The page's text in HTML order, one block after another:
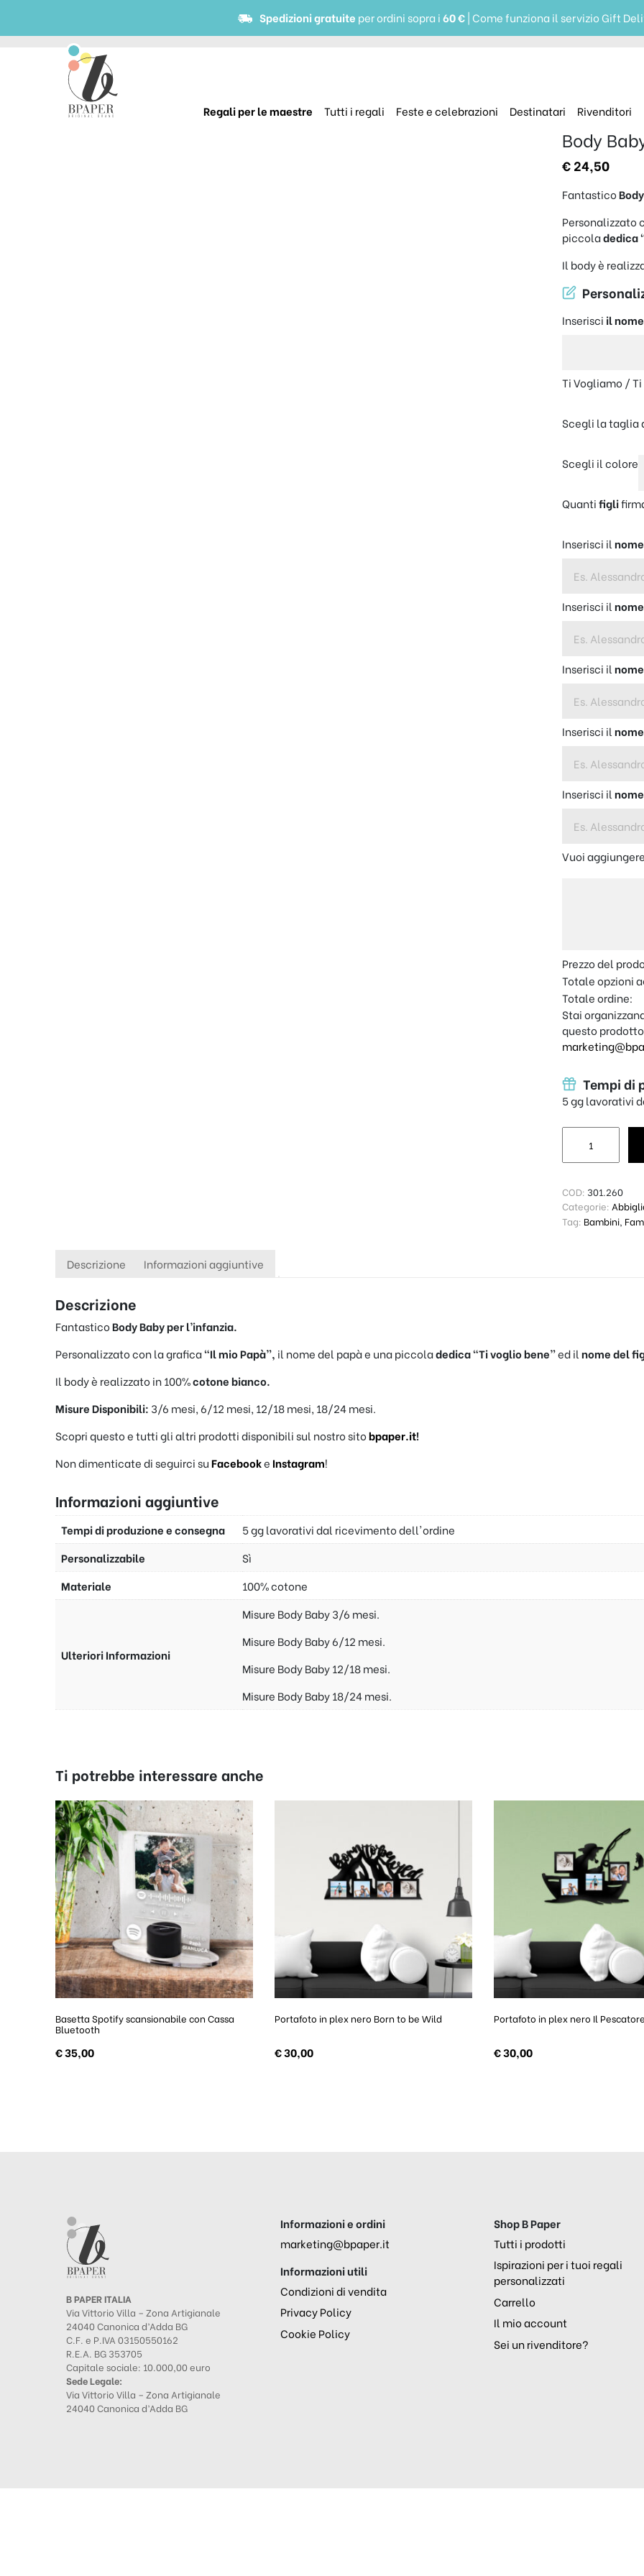
Spedizioni gratuite per ordini sopra i60 €| Come funziona il servizio Gift
Regali per le maestre Tutti i regali Feste e celebrazioni Destinatari Rivenditori
Body
€24,50
Fantastico
Personalizzato
piccoladedica
Il body è
Inserisci il nome
Ti Vogliamo /
Scegli la taglia
Scegli il colore
Quantifigli
Inserisci ilnome
Inserisci ilnome
Inserisci ilnome
Inserisci ilnome
Inserisci ilnome
Vuoi
Prezzo del
Totale opzioni
Totale ordine:
Stai
questo
Tempi di
5 gg lavorativi
COD: 301.260
Categorie:
Tag: Bambini
Descrizione Informazioni aggiuntive
Descrizione
FantasticoBody Baby per l’infanzia.
Personalizzato con la grafica“Il mio Papà”, il nome del papà e una piccoladedica “Ti voglio bene”ed il nome del
Il body è realizzato in 100%cotone bianco.
Misure Disponibili: 3/6 mesi, 6/12 mesi, 12/18 mesi, 18/24 mesi.
Scopri questo e tutti gli altri prodotti disponibili sul nostro sitobpaper.it!
Non dimenticate di seguirci suFacebooke Instagram!
Informazioni aggiuntive
Tempi di produzione e consegna
5 gg lavorativi dal ricevimento dell'ordine
Personalizzabile
Sì
Materiale
100% cotone
Ulteriori Informazioni
Misure Body Baby 3/6 mesi.
Misure Body Baby 6/12 mesi.
Misure Body Baby 12/18 mesi.
Misure Body Baby 18/24 mesi.
Ti potrebbe interessare anche
Basetta Spotify scansionabile con Cassa
Bluetooth
€35,00
Portafoto in plex nero Born to be Wild
€30,00
Portafoto in plex nero Il
€30,00
B PAPER ITALIA
Via Vittorio Villa – Zona Artigianale
24040 Canonica d’Adda BG
C.F. e P.IVA 03150550162
R.E.A. BG 353705
Capitale sociale: 10.000,00 euro
Sede Legale:
Via Vittorio Villa – Zona Artigianale
24040 Canonica d’Adda BG
Informazioni e ordini
marketing@bpaper.it
Informazioni utili
Condizioni di vendita
Privacy Policy
Cookie Policy
Shop B Paper
Tutti i prodotti
Ispirazioni per i tuoi regali
personalizzati
Carrello
Il mio account
Sei un rivenditore?